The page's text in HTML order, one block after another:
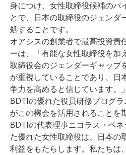
身につけ、女性取締役候補のパ
とで、日本の取締役のジェンダ
処することです。
オアシスの創業者で最高投資責
ーは、「有能な女性取締役を加
取締役会のジェンダーギャップ
が重視していることであり、日
争力を高めると信じています。
BDTIの優れた役員研修プログ
がこの機会を活用されることを
BDTIの代表理事ニコラス・ベ
た優れた女性取締役は、日本の
利益をもたらします。私たちは